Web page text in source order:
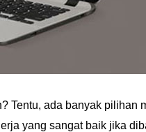
Tentu, ada banyak pilihan
yang sangat baik jika